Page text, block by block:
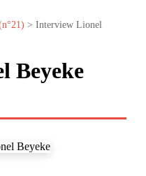
> Interview Lionel
Beyeke